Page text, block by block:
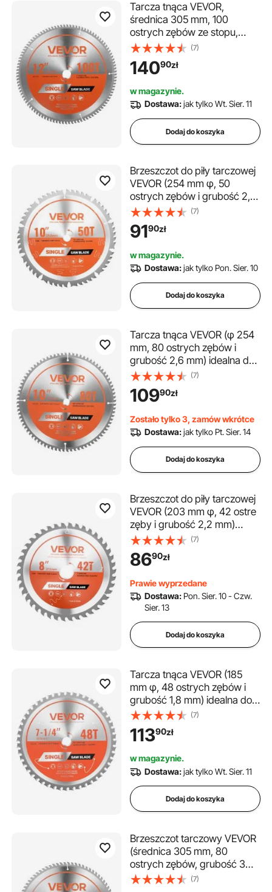
Tarcza tnąca VEVOR,
średnica 305 mm, 100
ostrych zębów ze stopu,
trzpień 25,4 mm,
wykończenie precyzyjne,
aluminiowa tarcza tnąca do
hałas odciągami ciepła, do
cięcia stali i metalu
(7)
14090zł
w magazynie.
Dostawa:jak tylko Wt. Sier. 11
Dodaj do koszyka
Brzeszczot do piły tarczowej
VEVOR (254 mm φ, 50
ostrych zębów i grubość 2,5
mm) idealny do sklejki, płyt
OSB i twardego drewna,
kompatybilny z piłą tarczową,
kanałami cieplnymi
redukującymi hałas
(7)
9190zł
w magazynie.
Dostawa:jak tylko Pon. Sier. 10
Dodaj do koszyka
Tarcza tnąca VEVOR (φ 254 ​​
mm, 80 ostrych zębów i
grubość 2,6 mm) idealna do
cięcia aluminium,
kompatybilna z piłą tarczową,
tarcza tnąca ze stali stopowej
redukującymi hałas
(7)
10990zł
Zostało tylko 3, zamów wkrótce
Dostawa:jak tylko Pt. Sier. 14
Dodaj do koszyka
Brzeszczot do piły tarczowej
VEVOR (203 mm φ, 42 ostre
zęby i grubość 2,2 mm)
idealny do sklejki, płyt OSB i
twardego drewna,
kompatybilny z piłą tarczową,
kanałami cieplnymi
redukującymi hałas
(7)
8690zł
Prawie wyprzedane
Dostawa: Pon. Sier. 10 - Czw.
Sier. 13
Dodaj do koszyka
Tarcza tnąca VEVOR (185
mm φ, 48 ostrych zębów i
grubość 1,8 mm) idealna do
cięcia stali i aluminium,
kompatybilna z piłą tarczową,
tarcza tnąca ze stali stopowej
redukującymi hałas
(7)
11390zł
w magazynie.
Dostawa:jak tylko Wt. Sier. 11
Dodaj do koszyka
Brzeszczot tarczowy VEVOR
(średnica 305 mm, 80
ostrych zębów, grubość 3
mm) do sklejki i płyt OSB z
(7)